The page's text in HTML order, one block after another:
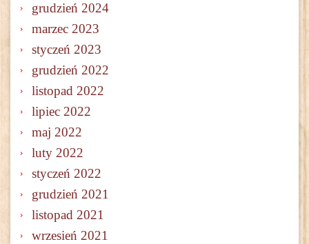
grudzień 2024
marzec 2023
styczeń 2023
grudzień 2022
listopad 2022
lipiec 2022
maj 2022
luty 2022
styczeń 2022
grudzień 2021
listopad 2021
wrzesień 2021